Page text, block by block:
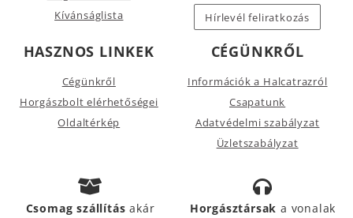
Kívánságlista
Hírlevél feliratkozás
HASZNOS LINKEK
Cégünkről
Horgászbolt elérhetőségei
Oldaltérkép
CÉGÜNKRŐL
Információk a Halcatrazról
Csapatunk
Adatvédelmi szabályzat
Üzletszabályzat
Csomag szállításakár
Horgásztársak a vonalak